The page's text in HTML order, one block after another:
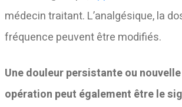
médecin traitant. L’analgésique, la
fréquence peuvent être modifiés.
Une douleur persistante ou
opération peut également être le